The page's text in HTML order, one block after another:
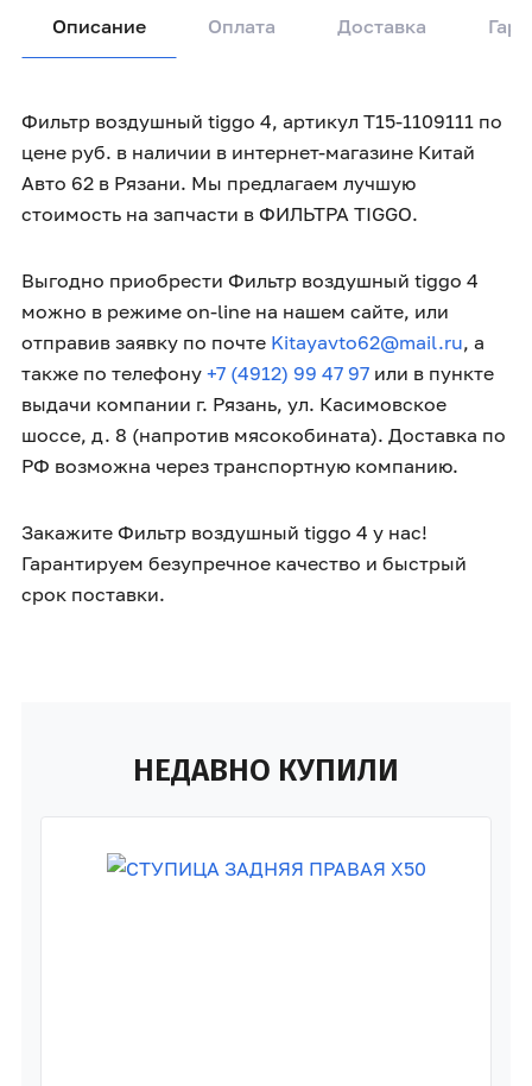
Описание Оплата Доставка
Фильтр воздушный tiggo 4, артикул T15-1109111 по
цене руб. в наличии в интернет-магазине Китай
Авто 62 в Рязани. Мы предлагаем лучшую
стоимость на запчасти в ФИЛЬТРА TIGGO.
Выгодно приобрести Фильтр воздушный tiggo 4
можно в режиме on-line на нашем сайте, или
отправив заявку по почте Kitayavto62@mail.ru, а
также по телефону +7 (4912) 99 47 97 или в пункте
выдачи компании г. Рязань, ул. Касимовское
шоссе, д. 8 (напротив мясокобината). Доставка по
РФ возможна через транспортную компанию.
Закажите Фильтр воздушный tiggo 4 у нас!
Гарантируем безупречное качество и быстрый
срок поставки.
НЕДАВНО КУПИЛИ